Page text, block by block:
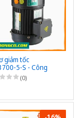
giảm tốc
5-S - Công
(5HP) - 1/5
đế - 3Pha
(0)